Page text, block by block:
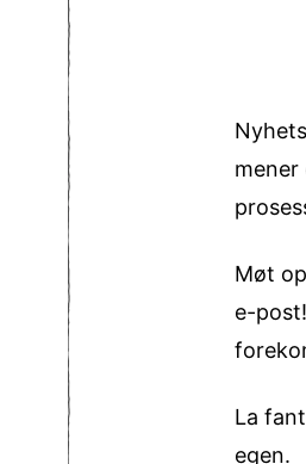
Møt
e-
La
egen.